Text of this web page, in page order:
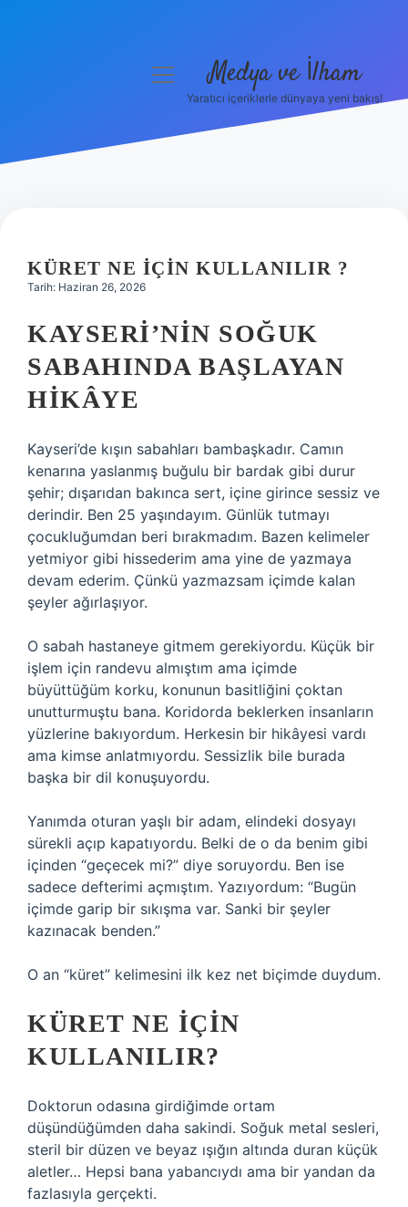
Hakkımızda
menüyüMedya ve İlham
Yaratıcı içeriklerle dünyaya yeni bakış!
KÜRET NE IÇIN KULLANILIR ?
Tarih: Haziran 26, 2026
KAYSERI’NIN SOĞUK
SABAHINDA BAŞLAYAN
HIKÂYE
Kayseri’de kışın sabahları bambaşkadır. Camın
kenarına yaslanmış buğulu bir bardak gibi durur
şehir; dışarıdan bakınca sert, içine girince sessiz ve
derindir. Ben 25 yaşındayım. Günlük tutmayı
çocukluğumdan beri bırakmadım. Bazen kelimeler
yetmiyor gibi hissederim ama yine de yazmaya
devam ederim. Çünkü yazmazsam içimde kalan
şeyler ağırlaşıyor.
O sabah hastaneye gitmem gerekiyordu. Küçük bir
işlem için randevu almıştım ama içimde
büyüttüğüm korku, konunun basitliğini çoktan
unutturmuştu bana. Koridorda beklerken insanların
yüzlerine bakıyordum. Herkesin bir hikâyesi vardı
ama kimse anlatmıyordu. Sessizlik bile burada
başka bir dil konuşuyordu.
Yanımda oturan yaşlı bir adam, elindeki dosyayı
sürekli açıp kapatıyordu. Belki de o da benim gibi
içinden “geçecek mi?” diye soruyordu. Ben ise
sadece defterimi açmıştım. Yazıyordum: “Bugün
içimde garip bir sıkışma var. Sanki bir şeyler
kazınacak benden.”
O an “küret” kelimesini ilk kez net biçimde duydum.
KÜRET NE İÇIN
KULLANILIR?
Doktorun odasına girdiğimde ortam
düşündüğümden daha sakindi. Soğuk metal sesleri,
steril bir düzen ve beyaz ışığın altında duran küçük
aletler… Hepsi bana yabancıydı ama bir yandan da
fazlasıyla gerçekti.